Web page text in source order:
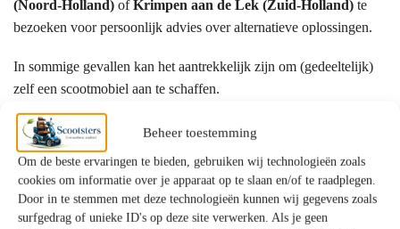
Beheer toestemming
Om de beste ervaringen te bieden, gebruiken wij technologieën zoals
cookies om informatie over je apparaat op te slaan en/of te raadplegen.
Door in te stemmen met deze technologieën kunnen wij gegevens zoals
surfgedrag of unieke ID's op deze site verwerken. Als je geen
(Noord-Holland) ofKrimpen aan de Lek (Zuid-Holland) te
bezoeken voor persoonlijk advies over alternatieve oplossingen.
In sommige gevallen kan het aantrekkelijk zijn om (gedeeltelijk)
zelf een scootmobiel aan te schaffen.
Hoe vraagt u ondersteuning aan?
De aanvraag verloopt meestal via:
Het Wmo-loket van uw gemeente